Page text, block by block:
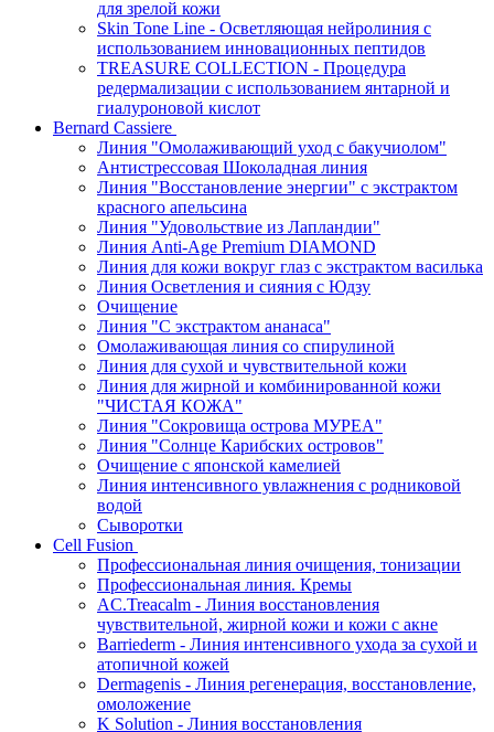
для зрелой кожи
Skin Tone Line - Осветляющая нейролиния с
использованием инновационных пептидов
TREASURE COLLECTION - Процедура
редермализации с использованием янтарной и
гиалуроновой кислот
Bernard Cassiere
Линия "Омолаживающий уход с бакучиолом"
Антистрессовая Шоколадная линия
Линия "Восстановление энергии" с экстрактом
красного апельсина
Линия "Удовольствие из Лапландии"
Линия Anti-Age Premium DIAMOND
Линия для кожи вокруг глаз с экстрактом василька
Линия Осветления и сияния с Юдзу
Очищение
Линия "С экстрактом ананаса"
Омолаживающая линия со спирулиной
Линия для сухой и чувствительной кожи
Линия для жирной и комбинированной кожи
"ЧИСТАЯ КОЖА"
Линия "Сокровища острова МУРЕА"
Линия "Солнце Карибских островов"
Очищение с японской камелией
Линия интенсивного увлажнения с родниковой
водой
Сыворотки
Cell Fusion
Профессиональная линия очищения, тонизации
Профессиональная линия. Кремы
AC.Treacalm - Линия восстановления
чувствительной, жирной кожи и кожи с акне
Barriederm - Линия интенсивного ухода за сухой и
атопичной кожей
Dermagenis - Линия регенерация, восстановление,
омоложение
K Solution - Линия восстановления